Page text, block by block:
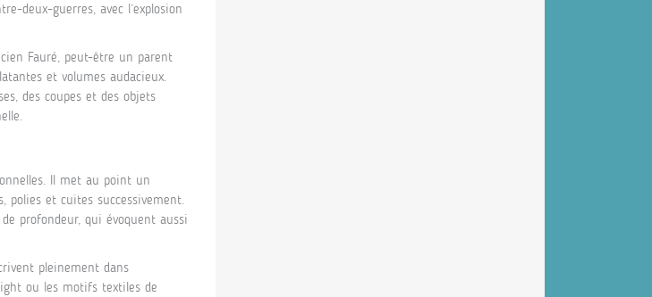
deux-guerres, avec l’explosion
Fauré, peut-être un parent
et volumes audacieux.
des coupes et des objets
Il met au point un
polies et cuites successivement.
profondeur, qui évoquent aussi
pleinement dans
ou les motifs textiles de